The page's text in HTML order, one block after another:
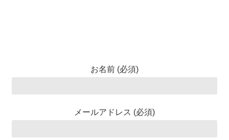
お名前 (必須)
メールアドレス (必須)